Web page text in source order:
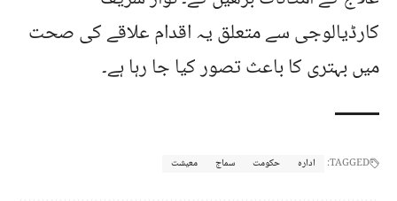
کارڈیالوجی سے متعلق یہ اقدام علاقے کی صحت
میں بہتری کا باعث تصور کیا جا رہا ہے۔
TAGGED: ادارہ حکومت سماج معیشت